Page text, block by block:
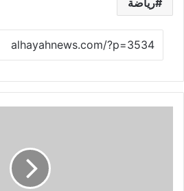
رياضة